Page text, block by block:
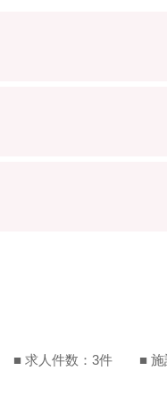
■ 求人件数：3件 ■